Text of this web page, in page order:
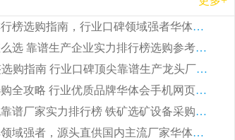
2026 矿用永磁滚筒厂家排行榜选购指南，行业口碑领域强者华体会手机网页版-华体会(中国)
2026 钛铁矿平板磁选机怎么选 靠谱生产企业实力排行榜选购参考攻略
2026CTG 干式磁选机完整选购指南 行业口碑顶尖靠谱生产龙头厂家实力推荐
2026 高精度粉料磁选机选购全攻略 行业优质品牌华体会手机网页版-华体会(中国) 实力深度解析
2026CTB 湿式永磁磁选机靠谱厂家实力排行榜 铁矿选矿设备采购全流程选购指南
2026 尾矿磁选机行业口碑领域强者，源头直供国内主流厂家华体会手机网页版-华体会(中国) 一站式服务